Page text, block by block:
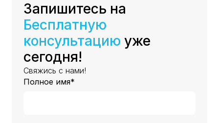
Запишитесь на
Бесплатную
консультацию уже
сегодня!
Свяжись с нами!
Полное имя*